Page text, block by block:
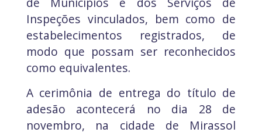
Inspeções vinculados, bem como de
estabelecimentos registrados, de
modo que possam ser reconhecidos
como equivalentes.
A cerimônia de entrega do título de
adesão acontecerá no dia 28 de
novembro, na cidade de Mirassol